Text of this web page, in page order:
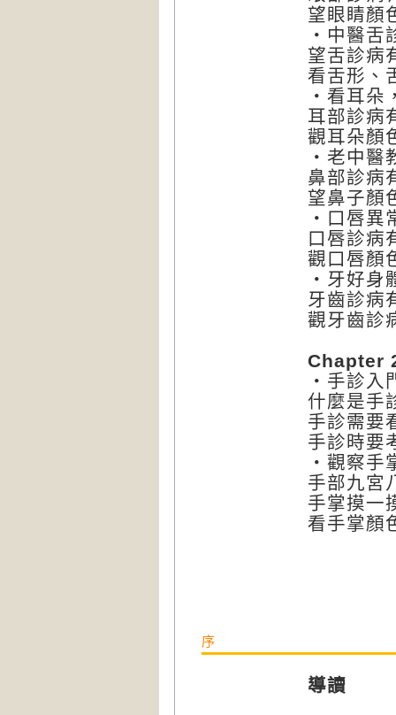
望眼睛顏
‧中醫舌
望舌診病
看舌形、
‧看耳朵
耳部診病
觀耳朵顏
‧老中醫
鼻部診病
望鼻子顏
‧口唇異
口唇診病
觀口唇顏
‧牙好身
牙齒診病
觀牙齒診
Chapter
‧手診入
什麼是手
手診需要
手診時要
‧觀察手
手部九宮
手掌摸一
看手掌顏
序
導讀